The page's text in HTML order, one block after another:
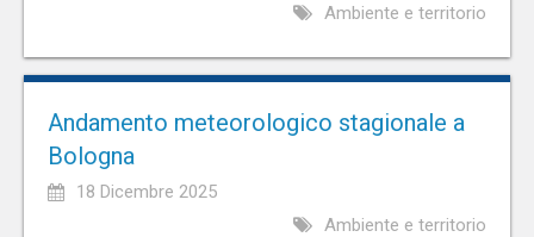
Ambiente e territorio
Andamento meteorologico stagionale a
Bologna
18 Dicembre 2025
Ambiente e territorio